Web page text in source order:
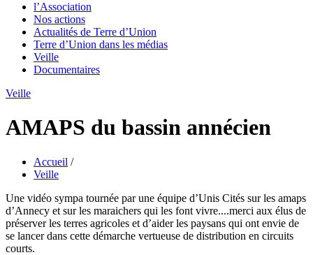
l’Association
Nos actions
Actualités de Terre d’Union
Terre d’Union dans les médias
Veille
Documentaires
Veille
AMAPS du bassin annécien
Accueil /
Veille
Une vidéo sympa tournée par une équipe d’Unis Cités sur les amaps
d’Annecy et sur les maraichers qui les font vivre....merci aux élus de
préserver les terres agricoles et d’aider les paysans qui ont envie de
se lancer dans cette démarche vertueuse de distribution en circuits
courts.